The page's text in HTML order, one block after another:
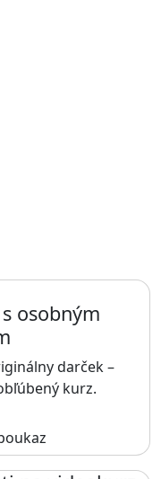
osobným
darček –
kurz.